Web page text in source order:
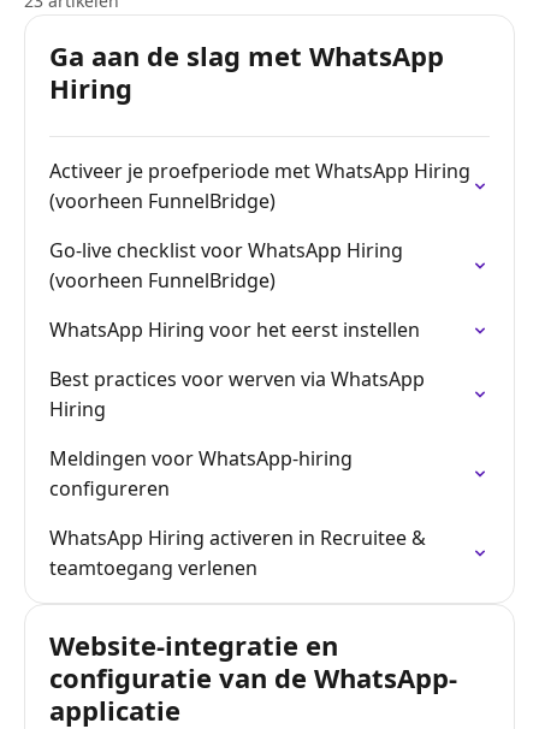
Ga aan de slag met WhatsApp
Hiring
Activeer je proefperiode met WhatsApp Hiring
(voorheen FunnelBridge)
Go-live checklist voor WhatsApp Hiring
(voorheen FunnelBridge)
WhatsApp Hiring voor het eerst instellen
Best practices voor werven via WhatsApp
Hiring
Meldingen voor WhatsApp-hiring
configureren
WhatsApp Hiring activeren in Recruitee &
teamtoegang verlenen
Website-integratie en
configuratie van de WhatsApp-
applicatie